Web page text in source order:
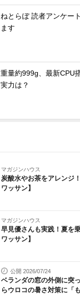
ねとらぼ 読者アンケー
ます
重量約999g、最新CPU
実力は？
マガジンハウス
炭酸水やお茶をアレンジ
ワッサン】
マガジンハウス
早見優さんも実践！夏を
ワッサン】
公開 2026/07/24
ベランダの窓の外側に突
らウロコの暑さ対策に「